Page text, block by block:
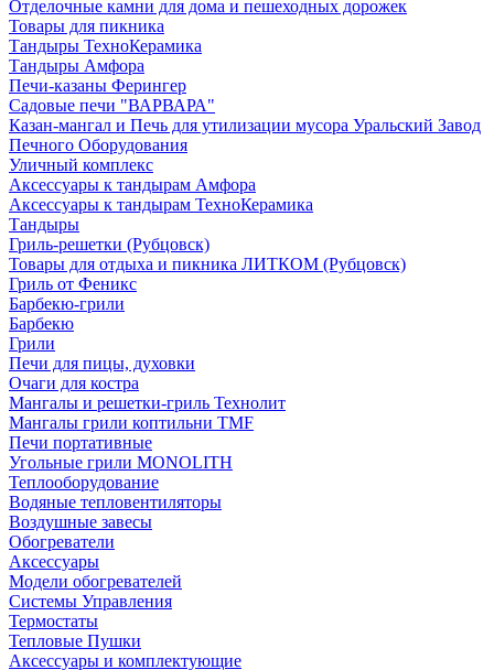
Отделочные камни для дома и пешеходных дорожек
Товары для пикника
Тандыры ТехноКерамика
Тандыры Амфора
Печи-казаны Ферингер
Садовые печи "ВАРВАРА"
Казан-мангал и Печь для утилизации мусора Уральский Завод
Печного Оборудования
Уличный комплекс
Аксессуары к тандырам Амфора
Аксессуары к тандырам ТехноКерамика
Тандыры
Гриль-решетки (Рубцовск)
Товары для отдыха и пикника ЛИТКОМ (Рубцовск)
Гриль от Феникс
Барбекю-грили
Барбекю
Грили
Печи для пицы, духовки
Очаги для костра
Мангалы и решетки-гриль Технолит
Мангалы грили коптильни TMF
Печи портативные
Угольные грили MONOLITH
Теплооборудование
Водяные тепловентиляторы
Воздушные завесы
Обогреватели
Аксессуары
Модели обогревателей
Системы Управления
Термостаты
Тепловые Пушки
Аксессуары и комплектующие